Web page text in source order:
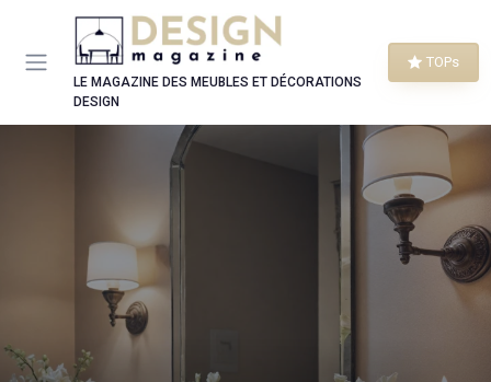
LE MAGAZINE DES MEUBLES ET DÉCORATIONS
DESIGN
TOPs
Panneau de gestion des cookies